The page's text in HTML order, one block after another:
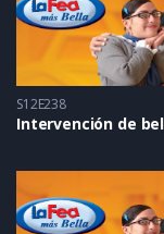
S12E238
Intervención de